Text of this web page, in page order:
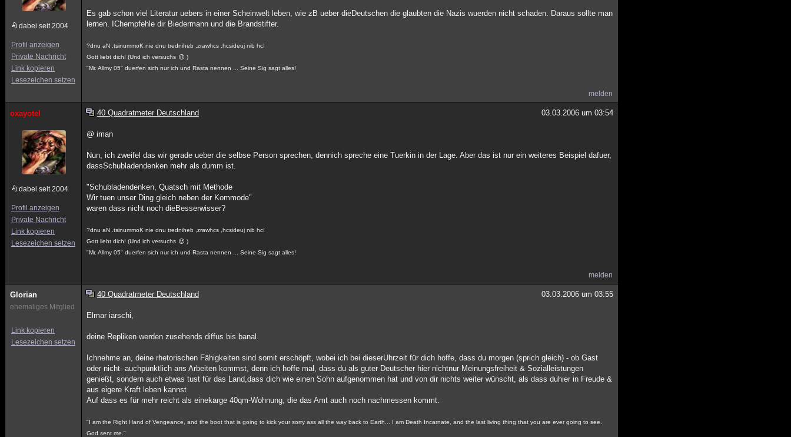
dabei seit 2004
Profil anzeigen
Private Nachricht
Link kopieren
Lesezeichen setzen
Es gab schon viel Literatur uebers in einer Scheinwelt leben, wie zB ueber dieDeutschen die glaubten die Nazis wuerden nicht schaden. Daraus sollte man
lernen. IChempfehle dir Biedermann und die Brandstifter.
?dnu aN .tsinummoK nie dnu tredniheb ,zrawhcs ,hcsideuj nib hcI
Gott liebt dich! (Und ich versuchs
)
"Mr. Allmy 05" duerfen sich nur ich und Rasta nennen ... Seine Sig sagt alles!
melden
oxayotel
dabei seit 2004
Profil anzeigen
Private Nachricht
Link kopieren
Lesezeichen setzen
40 Quadratmeter Deutschland 03.03.2006 um 03:54
@ iman
Nun, ich zweifel das wir gerade ueber die selbse Person sprechen, dennich spreche eine Tuerkin in der Lage. Aber das ist nur ein weiteres Beispiel dafuer,
dassSchubladendenken mehr als dumm ist.
"Schubladendenken, Quatsch mit Methode
Wir tuen unser Ding gleich neben der Kommode"
waren dass nicht noch dieBesserwisser?
?dnu aN .tsinummoK nie dnu tredniheb ,zrawhcs ,hcsideuj nib hcI
Gott liebt dich! (Und ich versuchs
)
"Mr. Allmy 05" duerfen sich nur ich und Rasta nennen ... Seine Sig sagt alles!
melden
Glorian
ehemaliges Mitglied
Link kopieren
Lesezeichen setzen
40 Quadratmeter Deutschland 03.03.2006 um 03:55
Elmar iarschi,
deine Repliken werden zusehends diffus bis banal.
Ichnehme an, deine rhetorischen Fähigkeiten sind somit erschöpft, wobei ich bei dieserUhrzeit für dich hoffe, dass du morgen (sprich gleich) - ob Gast
oder nicht- auchpünktlich ans Arbeiten kommst, denn ich hoffe mal, dass du als guter Deutscher hier nichtnur Meinungsfreiheit & Sozialleistungen
genießt, sondern auch etwas tust für das Land,dass dich wie einen Sohn aufgenommen hat und von dir nichts weiter wünscht, als dass duhier in Freude &
aus eigere Kraft leben kannst.
Auf dass es für mehr reicht als einekarge 40qm-Wohnung, die das Amt auch noch nachmessen kommt.
"I am the Right Hand of Vengeance, and the boot that is going to kick your sorry ass all the way back to Earth... I am Death Incarnate, and the last living thing that you are ever going to see.
God sent me."